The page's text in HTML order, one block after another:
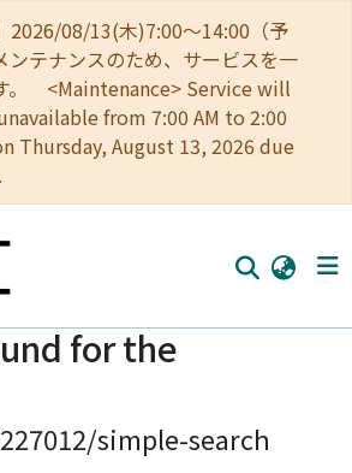
2026/08/13(木)7:00～14:00（予
ンテナンスのため、サービスを一
。 <Maintenance> Service will
from 7:00 AM to 2:00
Thursday, August 13, 2026 due
for the
simple-search